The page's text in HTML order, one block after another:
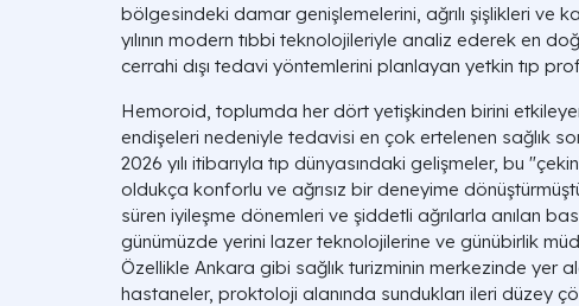
bölgesindeki damar genişlemelerini, ağrılı şişlikleri ve
yılının modern tıbbi teknolojileriyle analiz ederek en
cerrahi dışı tedavi yöntemlerini planlayan yetkin tıp
Hemoroid, toplumda her dört yetişkinden birini
endişeleri nedeniyle tedavisi en çok ertelenen sağlık
2026 yılı itibarıyla tıp dünyasındaki gelişmeler, bu
oldukça konforlu ve ağrısız bir deneyime
süren iyileşme dönemleri ve şiddetli ağrılarla anılan
günümüzde yerini lazer teknolojilerine ve günübirlik
Özellikle Ankara gibi sağlık turizminin merkezinde yer
hastaneler, proktoloji alanında sundukları ileri düzey